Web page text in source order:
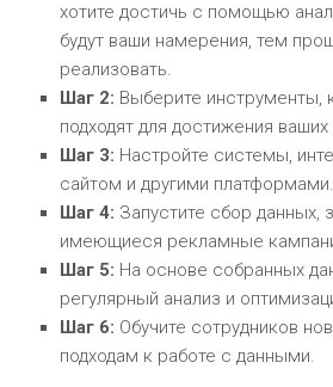
хотите достичь с помощью
будут ваши намерения, тем
реализовать.
Шаг 2: Выберите инструменты,
подходят для достижения ваших
Шаг 3: Настройте системы,
сайтом и другими платформами.
Шаг 4: Запустите сбор данных,
имеющиеся рекламные
Шаг 5: На основе собранных
регулярный анализ и
Шаг 6: Обучите сотрудников
подходам к работе с данными.